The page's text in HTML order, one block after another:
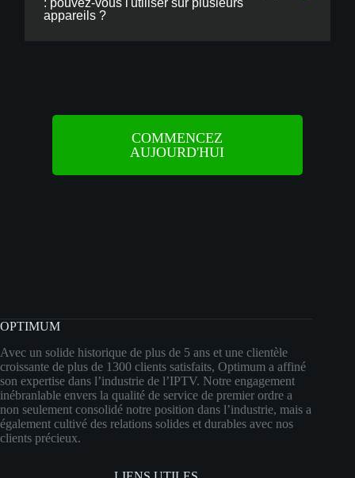
: pouvez-vous l'utiliser sur plusieurs
appareils ?
COMMENCEZ
AUJOURD'HUI
OPTIMUM
Avec un solide historique de plus de 5 ans et une clientèle
croissante de plus de 1300 clients satisfaits, Optimum a affiné
son expertise dans l’industrie de l’IPTV. Notre engagement
inébranlable envers la qualité de service de premier ordre a
non seulement consolidé notre position dans l’industrie, mais a
également cultivé des relations solides et durables avec nos
clients précieux.